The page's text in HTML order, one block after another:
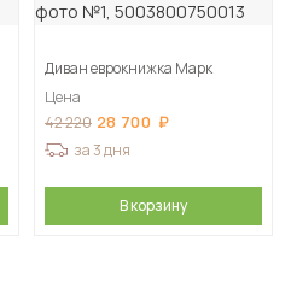
Диван еврокнижка Марк
Цена
42 220 28 700
за 3 дня
В корзину